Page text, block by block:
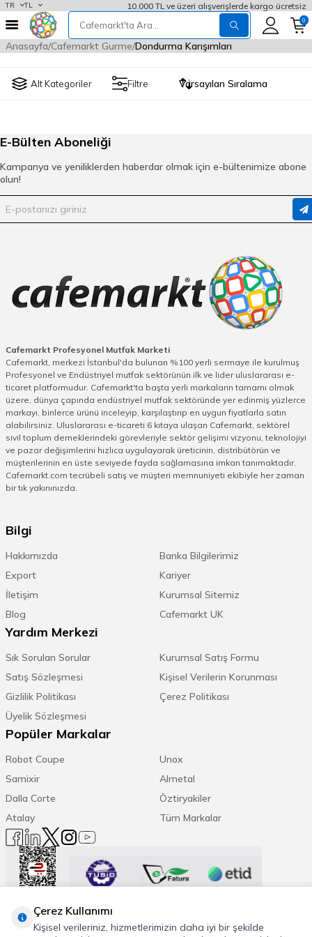
TR TL 10.000 TL ve üzeri alışverişlerde kargo ücretsiz
0
Anasayfa Cafemarkt Gurme Dondurma Karışımları
Alt Kategoriler Filtre
E-Bülten Aboneliği
Kampanya ve yeniliklerden haberdar olmak için e-bültenimize abone
olun!
Cafemarkt Profesyonel Mutfak Marketi
Cafemarkt, merkezi İstanbul'da bulunan %100 yerli sermaye ile kurulmuş
Profesyonel ve Endüstriyel mutfak sektörünün ilk ve lider uluslararası e-
ticaret platformudur. Cafemarkt'ta başta yerli markaların tamamı olmak
üzere, dünya çapında endüstriyel mutfak sektöründe yer edinmiş yüzlerce
markayı, binlerce ürünü inceleyip, karşılaştırıp en uygun fiyatlarla satın
alabilirsiniz. Uluslararası e-ticareti 6 kıtaya ulaşan Cafemarkt, sektörel
sivil toplum derneklerindeki görevleriyle sektör gelişimi vizyonu, teknolojiyi
ve pazar değişimlerini hızlıca uygulayarak üreticinin, distribütörün ve
müşterilerinin en üste seviyede fayda sağlamasına imkan tanımaktadır.
Cafemarkt.com tecrübeli satış ve müşteri memnuniyeti ekibiyle her zaman
bir tık yakınınızda.
Bilgi
Hakkımızda
Banka Bilgilerimiz
Export
Kariyer
İletişim
Kurumsal Sitemiz
Blog
Cafemarkt UK
Yardım Merkezi
Sık Sorulan Sorular
Kurumsal Satış Formu
Satış Sözleşmesi
Kişisel Verilerin Korunması
Gizlilik Politikası
Çerez Politikası
Üyelik Sözleşmesi
Popüler Markalar
Robot Coupe
Unox
Samixir
Almetal
Dalla Corte
Öztiryakiler
Atalay
Tüm Markalar
Trend Etiketler:
Çerez Kullanımı
Kişisel verileriniz, hizmetlerimizin daha iyi bir şekilde